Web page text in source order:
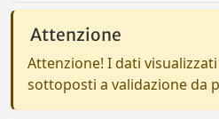
Attenzione
Attenzione! I dati
sottoposti a validazione da